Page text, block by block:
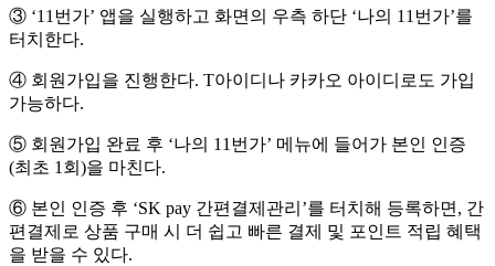
③ ‘11번가’ 앱을 실행하고 화면의 우측 하단 ‘나의 11번가’를
터치한다.
④ 회원가입을 진행한다. T아이디나 카카오 아이디로도 가입
가능하다.
⑤ 회원가입 완료 후 ‘나의 11번가’ 메뉴에 들어가 본인 인증
(최초 1회)을 마친다.
⑥ 본인 인증 후 ‘SK pay 간편결제관리’를 터치해 등록하면, 간
편결제로 상품 구매 시 더 쉽고 빠른 결제 및 포인트 적립 혜택
을 받을 수 있다.